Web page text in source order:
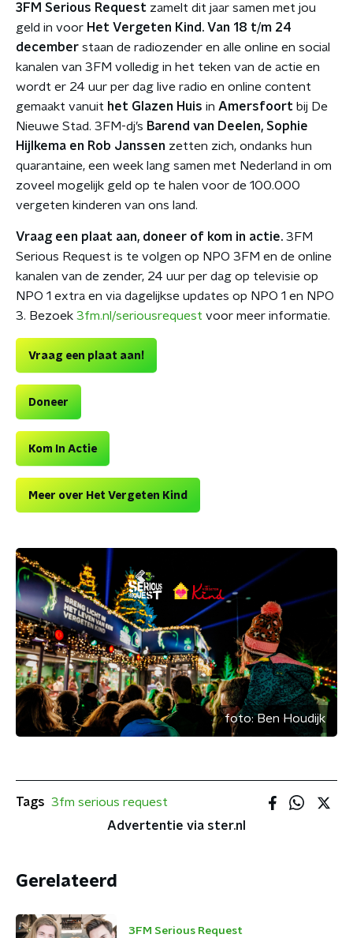
3FM Serious Request zamelt dit jaar samen met jou
geld in voor Het Vergeten Kind. Van 18 t/m 24
december staan de radiozender en alle online en social
kanalen van 3FM volledig in het teken van de actie en
wordt er 24 uur per dag live radio en online content
gemaakt vanuit het Glazen Huis in Amersfoort bij De
Nieuwe Stad. 3FM-dj’s Barend van Deelen, Sophie
Hijlkema en Rob Janssen zetten zich, ondanks hun
quarantaine, een week lang samen met Nederland in om
zoveel mogelijk geld op te halen voor de 100.000
vergeten kinderen van ons land.
Vraag een plaat aan, doneer of kom in actie. 3FM
Serious Request is te volgen op NPO 3FM en de online
kanalen van de zender, 24 uur per dag op televisie op
NPO 1 extra en via dagelijkse updates op NPO 1 en NPO
3. Bezoek 3fm.nl/seriousrequest voor meer informatie.
Vraag een plaat aan!
Doneer
Kom In Actie
Meer over Het Vergeten Kind
foto:Ben Houdijk
Tags 3fm serious request
Advertentie via ster.nl
Gerelateerd
3FM Serious Request